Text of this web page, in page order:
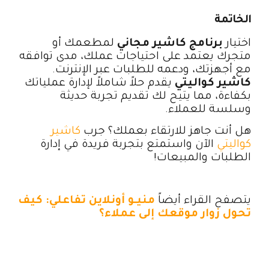
الخاتمة
اختيار برنامج كاشير مجاني لمطعمك أو
متجرك يعتمد على احتياجات عملك، مدى توافقه
مع أجهزتك، ودعمه للطلبات عبر الإنترنت.
كاشير كواليتي يقدم حلاً شاملاً لإدارة عملياتك
بكفاءة، مما يتيح لك تقديم تجربة حديثة
وسلسة للعملاء.
هل أنت جاهز للارتقاء بعملك؟ جرب كاشير
كواليتي الآن واستمتع بتجربة فريدة في إدارة
الطلبات والمبيعات!
يتصفح القراء أيضاً منيـو أونلاين تفاعلي: كيف
تحول زوار موقعك إلى عملاء؟